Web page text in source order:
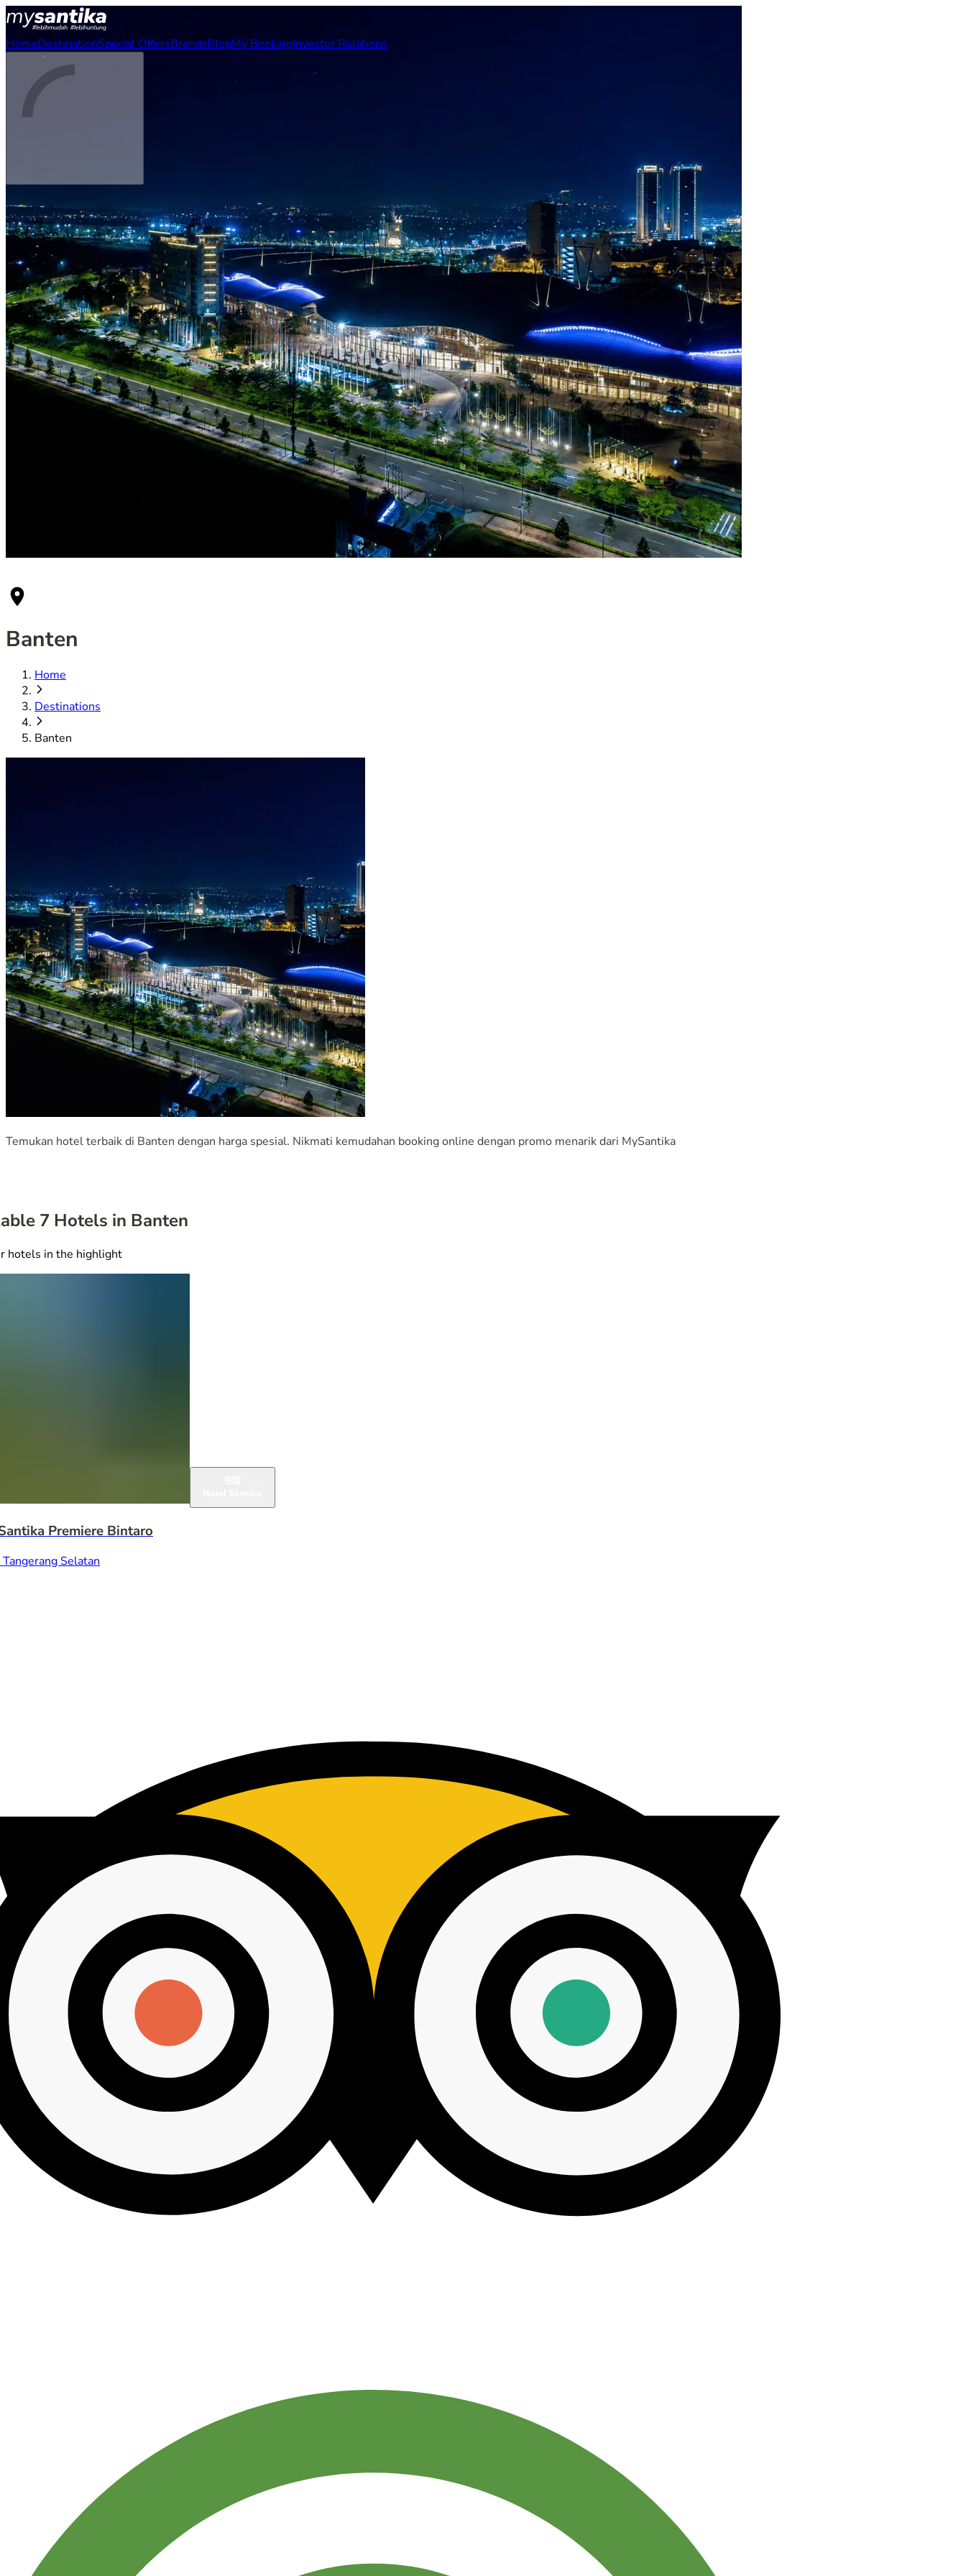
HomeDestinationSpecial OffersBrandsBlogMy BookingInvestor Relations
Banten
Home
Destinations
Banten
Temukan hotel terbaik di Banten dengan harga spesial. Nikmati kemudahan booking online dengan promo menarik dari MySantika
7 Hotels in Banten
hotels in the highlight
Premiere Bintaro
Selatan